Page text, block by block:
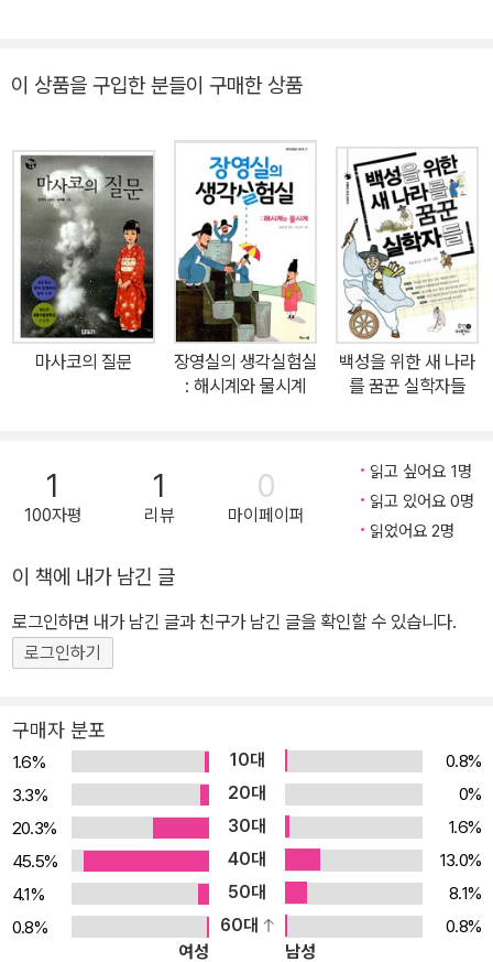
까지 가능한가?》(e북), 《즐거움은 어디서 오는가?》(e북), 《사모니
즘》, 《감응하는 힘》, 《낯선 지연씨의 인생철학》, 《철학으로 따는 인
도전과 기의 철학》, 《민족종교와 민의 철학》(공저), 《기란 무엇인
가》, 《청소년을 위한 이야기 논어》, 《율곡의 마음공부》(비매품), 《미
래를 향한 율곡의 가정교육》(비매품), 《의산문답》, 《최한기의 운화와
윤리》, 《전래동화·민담의 철학적 이해》 등이 있으며, 번역서로는 《기
측체의 역해》, 《운화측험》, 《공제격치》, 《왕양명실기》, 《주희의 철
학》(공역), 《왕부지 대학·중용을 논하다》(공역), 《율곡의 상소문》(비
매품), 《동호문답》(비매품), 《만언봉사》(비매품), 《유교와 기독교의
만남》(e북) 등이 있으며, 편역서로는 《개혁이다! 고치고 바꿔라》(e
아동·청소년을 위한 저술과 번역서가 있다.
이 상품을 구입한 분들이 구매한 상품
마사코의 질문
장영실의 생각실험실
: 해시계와 물시계
백성을 위한 새 나라
를 꿈꾼 실학자들
1
100자평
1
리뷰
0
마이페이퍼
읽고 싶어요 1명
읽고 있어요 0명
읽었어요 2명
이 책에 내가 남긴 글
로그인하면 내가 남긴 글과 친구가 남긴 글을 확인할 수 있습니다.
로그인하기
구매자 분포
1.6% 10대
0.8%
3.3%
20대
0%
20.3%
30대
1.6%
45.5%
40대
13.0%
4.1%
50대
8.1%
0.8%
60대
0.8%
여성
남성